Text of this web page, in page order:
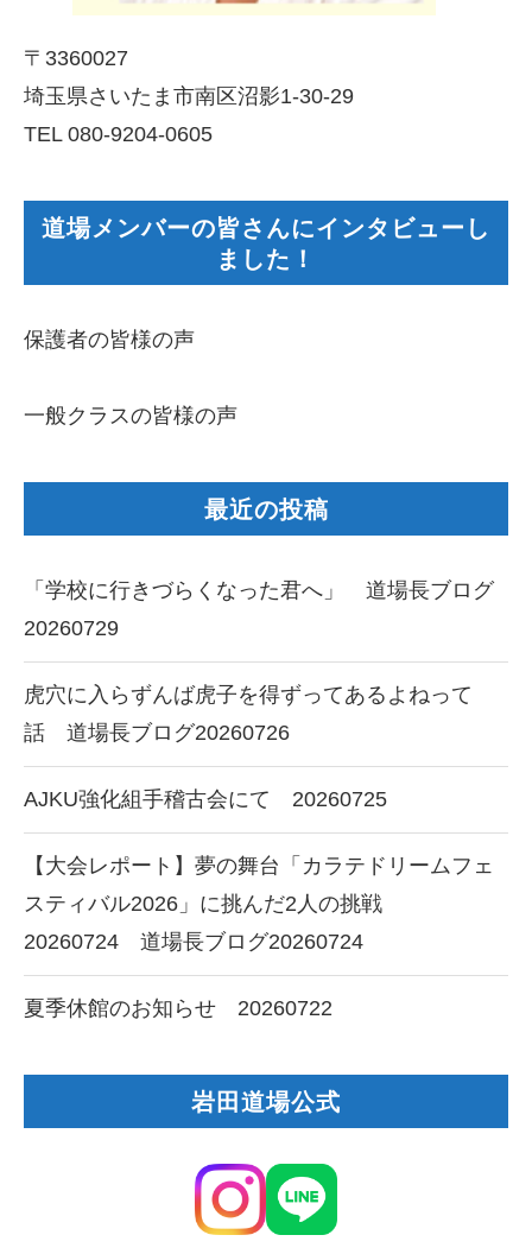
〒3360027
埼玉県さいたま市南区沼影1-30-29
TEL 080-9204-0605
道場メンバーの皆さんにインタビューし
ました！
保護者の皆様の声
一般クラスの皆様の声
最近の投稿
「学校に行きづらくなった君へ」 道場長ブログ
20260729
虎穴に入らずんば虎子を得ずってあるよねって
話 道場長ブログ20260726
AJKU強化組手稽古会にて 20260725
【大会レポート】夢の舞台「カラテドリームフェ
スティバル2026」に挑んだ2人の挑戦
20260724 道場長ブログ20260724
夏季休館のお知らせ 20260722
岩田道場公式